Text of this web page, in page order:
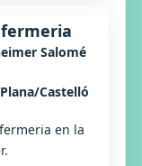
Salomé
Castelló
en la